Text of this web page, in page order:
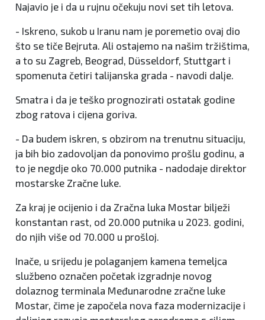
Najavio je i da u rujnu očekuju novi set tih letova.
- Iskreno, sukob u Iranu nam je poremetio ovaj dio
što se tiče Bejruta. Ali ostajemo na našim tržištima,
a to su Zagreb, Beograd, Düsseldorf, Stuttgart i
spomenuta četiri talijanska grada - navodi dalje.
Smatra i da je teško prognozirati ostatak godine
zbog ratova i cijena goriva.
- Da budem iskren, s obzirom na trenutnu situaciju,
ja bih bio zadovoljan da ponovimo prošlu godinu, a
to je negdje oko 70.000 putnika - nadodaje direktor
mostarske Zračne luke.
Za kraj je ocijenio i da Zračna luka Mostar bilježi
konstantan rast, od 20.000 putnika u 2023. godini,
do njih više od 70.000 u prošloj.
Inače, u srijedu je polaganjem kamena temeljca
službeno označen početak izgradnje novog
dolaznog terminala Međunarodne zračne luke
Mostar, čime je započela nova faza modernizacije i